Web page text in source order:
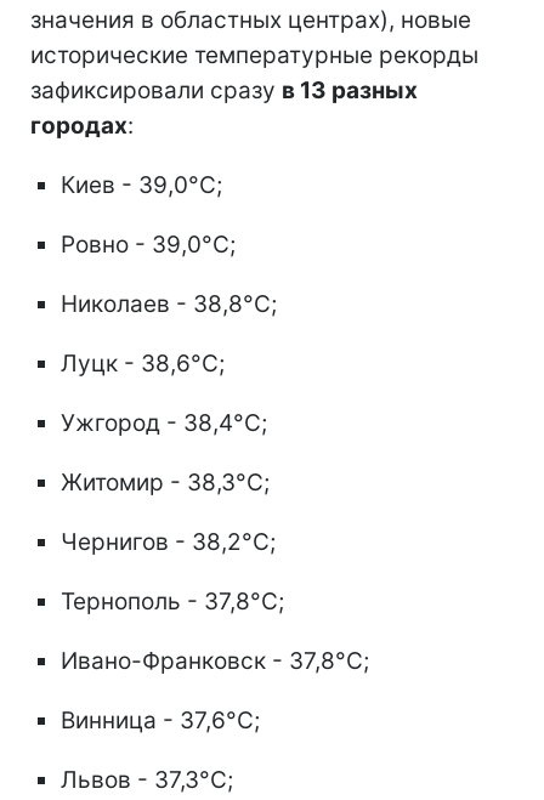
значения в областных центрах), новые
исторические температурные рекорды
зафиксировали сразу в 13 разных
городах:
Киев - 39,0°C;
Ровно - 39,0°C;
Николаев - 38,8°C;
Луцк - 38,6°C;
Ужгород - 38,4°C;
Житомир - 38,3°C;
Чернигов - 38,2°C;
Тернополь - 37,8°C;
Ивано-Франковск - 37,8°C;
Винница - 37,6°C;
Львов - 37,3°C;